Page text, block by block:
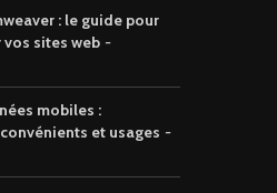
: le guide pour
sites web
mobiles :
et usages